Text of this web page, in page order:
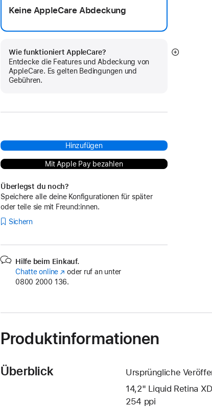
Keine AppleCare Abdeckung
Wie funktioniert AppleCare?
Entdecke die Features und Abdeckung von
AppleCare. Es gelten Bedingungen und
Gebühren.
Mehr
Hinzufügen
Mit Apple Pay bezahlen
Überlegst du noch?
Speichere alle deine Konfigurationen für später
oder teile sie mit Freund:innen.
Sichern
Hilfe beim Einkauf.
Chatte online (Öffnet
ein
oder ruf an unter
0800 2000 136.
Produktinformationen
Überblick
Ursprüngliche
14,2" Liquid Retina
254 ppi